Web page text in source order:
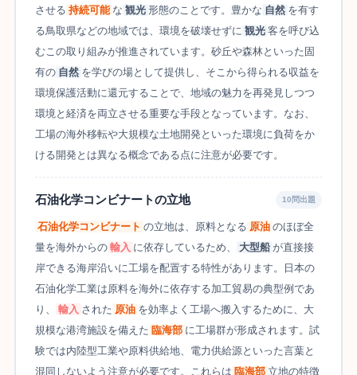
させる 持続可能 な 観光 形態のことです。豊かな 自然 を有す
る鳥取県などの地域では、環境を破壊せずに 観光 客を呼び込
むこの取り組みが推進されています。砂丘や森林といった固
有の 自然 を学びの場として提供し、そこから得られる収益を
環境保護活動に還元することで、地域の魅力を再発見しつつ
環境と経済を両立させる重要な手段となっています。なお、
工場の海外移転や大規模な土地開発といった環境に負荷をか
ける開発とは異なる概念である点に注意が必要です。
石油化学コンビナートの立地 10問出題
石油化学コンビナート の立地は、原料となる 原油 のほぼ全
量を海外からの 輸入 に依存しているため、 大型船 が直接接
岸できる海岸沿いに工場を配置する特性があります。日本の
石油化学工業は原料を海外に依存する加工貿易の典型例であ
り、
輸入 された 原油 を効率よく工場へ搬入するために、大
規模な港湾施設を備えた 臨海部 に工場群が形成されます。試
験では内陸型工業や原料供給地、電力供給源といった言葉と
混同しないよう注意が必要です。これらは 臨海部 立地の特徴